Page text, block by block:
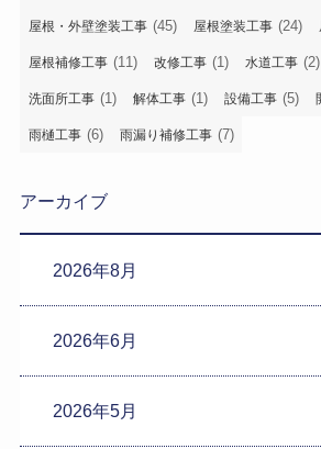
屋根・外壁塗装工事 (45) 屋根塗装工事 (24)
屋根補修工事 (11) 改修工事 (1) 水道工事 (2)
洗面所工事 (1) 解体工事 (1) 設備工事 (5)
雨樋工事 (6) 雨漏り補修工事 (7)
アーカイブ
2026年8月
2026年6月
2026年5月